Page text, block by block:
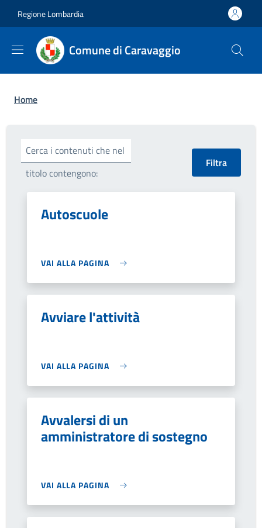
Regione Lombardia
Comune di Caravaggio
Briciole di pane
Home
Cerca i contenuti che nel
titolo contengono:
Autoscuole
VAI ALLA PAGINA
Avviare l'attività
VAI ALLA PAGINA
Avvalersi di un
amministratore di sostegno
VAI ALLA PAGINA